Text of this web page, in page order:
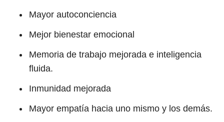
Mayor autoconciencia
Mejor bienestar emocional
Memoria de trabajo mejorada e inteligencia
fluida.
Inmunidad mejorada
Mayor empatía hacia uno mismo y los demás.